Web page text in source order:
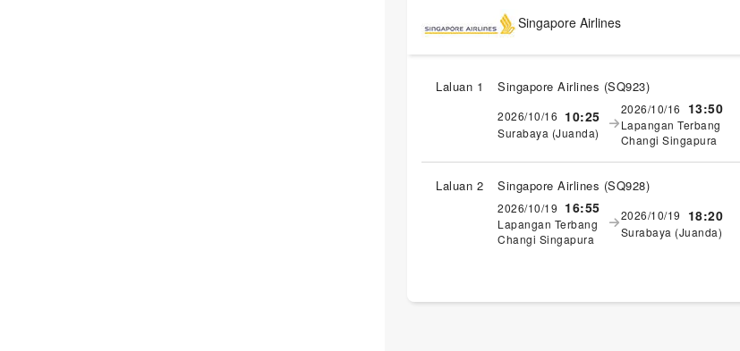
Singapore Airlines
Laluan 1 Singapore Airlines (SQ923)
2026/10/16 10:25
Surabaya (Juanda)
2026/10/16 13:50
Lapangan Terbang
Changi Singapura
Laluan 2 Singapore Airlines (SQ928)
2026/10/19 16:55
Lapangan Terbang
Changi Singapura
2026/10/19 18:20
Surabaya (Juanda)